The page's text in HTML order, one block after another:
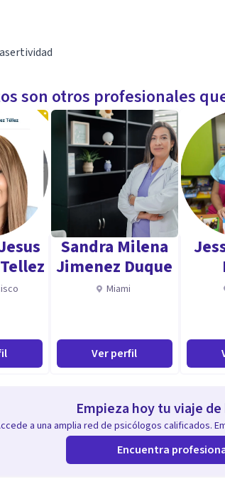
son otros profesionales
Sandra Milena
Jimenez Duque
Miami
Ver perfil
Empieza hoy tu viaje
a una amplia red de psicólogos calificados.
Encuentra